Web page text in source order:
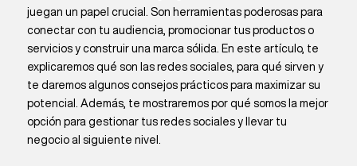
juegan un papel crucial. Son herramientas poderosas para
conectar con tu audiencia, promocionar tus productos o
servicios y construir una marca sólida. En este artículo, te
explicaremos qué son las redes sociales, para qué sirven y
te daremos algunos consejos prácticos para maximizar su
potencial. Además, te mostraremos por qué somos la mejor
opción para gestionar tus redes sociales y llevar tu
negocio al siguiente nivel.